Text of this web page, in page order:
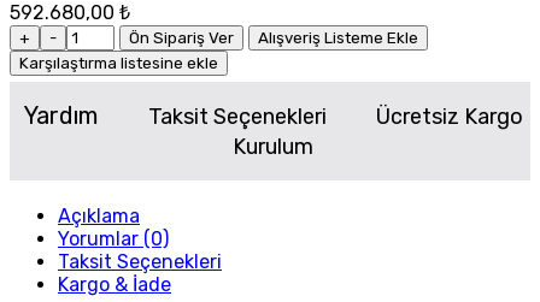
592.680,00 ₺
+ - Ön Sipariş Ver
Alışveriş Listeme Ekle
Karşılaştırma listesine ekle
Yardım Taksit Seçenekleri
Ücretsiz Kargo
Kurulum
Açıklama
Yorumlar (0)
Taksit Seçenekleri
Kargo & İade